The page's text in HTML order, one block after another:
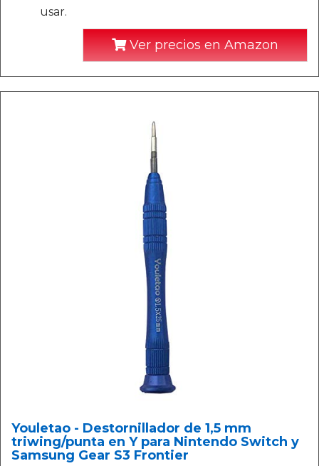
usar.
Ver precios en Amazon
Youletao - Destornillador de 1,5 mm
triwing/punta en Y para Nintendo Switch y
Samsung Gear S3 Frontier